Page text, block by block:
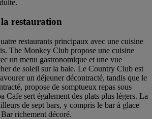
restauration
restaurants principaux avec une cuisine
The Monkey Club propose une cuisine
un menu gastronomique et une vue
de soleil sur la baie. Le Country Club est
un déjeuner décontracté, tandis que le
propose de somptueux repas sous
Cafe sert également des plats plus légers. La
de sept bars, y compris le bar à glace
richement décoré.